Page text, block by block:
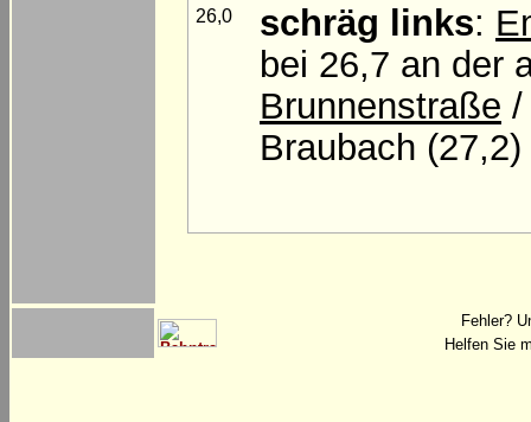
26,0 schräg links:
bei 26,7 an der
Brunnenstraße
Braubach (27,2)
Fehler?
Helfen Sie